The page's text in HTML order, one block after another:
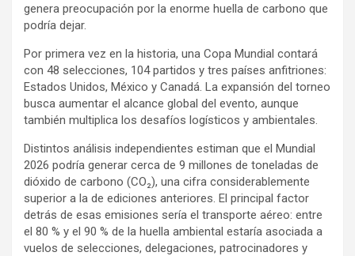
genera preocupación por la enorme huella de carbono que
podría dejar.
Por primera vez en la historia, una Copa Mundial contará
con 48 selecciones, 104 partidos y tres países anfitriones:
Estados Unidos, México y Canadá. La expansión del torneo
busca aumentar el alcance global del evento, aunque
también multiplica los desafíos logísticos y ambientales.
Distintos análisis independientes estiman que el Mundial
2026 podría generar cerca de 9 millones de toneladas de
dióxido de carbono (CO₂), una cifra considerablemente
superior a la de ediciones anteriores. El principal factor
detrás de esas emisiones sería el transporte aéreo: entre
el 80 % y el 90 % de la huella ambiental estaría asociada a
vuelos de selecciones, delegaciones, patrocinadores y